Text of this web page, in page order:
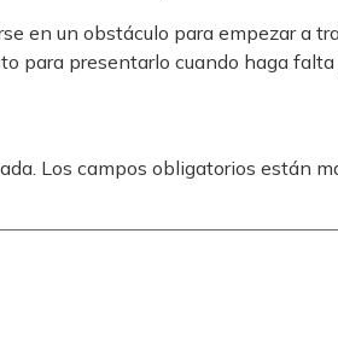
en un obstáculo para empezar a
para presentarlo cuando haga
Los campos obligatorios están